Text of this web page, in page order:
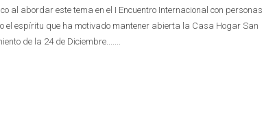
al abordar este tema en el I Encuentro Internacional con personas
el espíritu que ha motivado mantener abierta la Casa Hogar San
de la 24 de Diciembre.......